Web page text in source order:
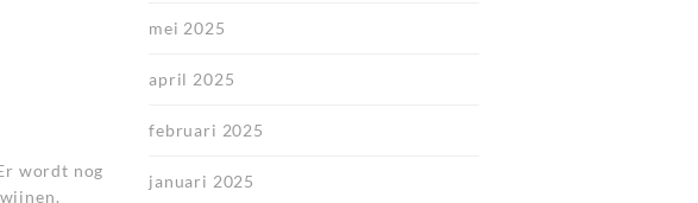
wordt nog
mei 2025
april 2025
februari 2025
januari 2025